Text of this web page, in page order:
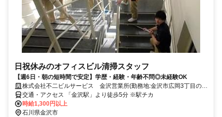
日祝休みのオフィスビル清掃スタッフ
【週6日・朝の短時間で安定】学歴・経験・年齢不問◎未経験OK
株式会社不二ビルサービス 金沢営業所(勤務地:金沢市広岡3丁目のオ
フィスビル)
交通・アクセス 「金沢駅」より徒歩5分 ※駅チカ
時給1,300円以上
石川県金沢市